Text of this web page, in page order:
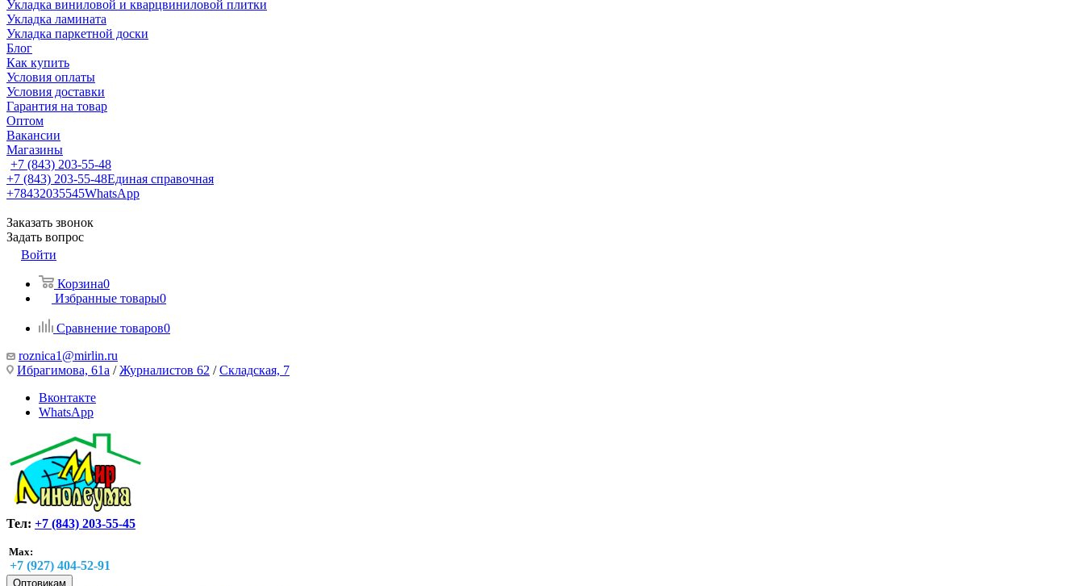
Укладка виниловой и кварцвиниловой плитки
Укладка ламината
Укладка паркетной доски
Блог
Как купить
Условия оплаты
Условия доставки
Гарантия на товар
Оптом
Вакансии
Магазины
+7 (843) 203-55-48
+7 (843) 203-55-48Единая справочная
+78432035545WhatsApp
Заказать звонок
Задать вопрос
Войти
Корзина0
Избранные товары0
Сравнение товаров0
roznica1@mirlin.ru
Ибрагимова, 61а /Журналистов 62 /Складская, 7
Вконтакте
WhatsApp
Тел: +7 (843) 203-55-45
Max:
+7 (927) 404-52-91
Оптовикам